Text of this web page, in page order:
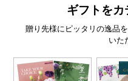
ギフトを
贈り先様にピッタリの逸品
いた